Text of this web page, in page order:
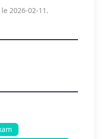
2026-02-11.